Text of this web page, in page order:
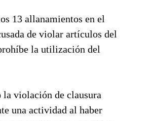
13 allanamientos en el
de violar artículos del
la utilización del
la violación de clausura
una actividad al haber